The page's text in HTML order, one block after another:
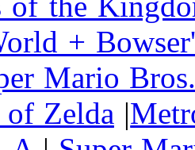
+
Mario
of Zelda |